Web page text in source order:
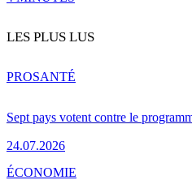
LES PLUS LUS
Sept pays votent contre le
24.07.2026
PROSANTÉ
ÉCONOMIE